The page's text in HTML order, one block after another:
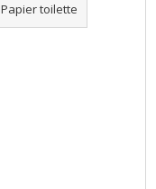
Papier toilette